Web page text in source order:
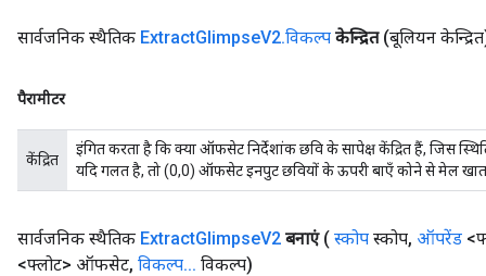
सार्वजनिक स्थैतिक ExtractGlimpseV2.विकल्प केन्द्रित (बूलियन
पैरामीटर
केंद्रित
इंगित करता है कि क्या ऑफसेट निर्देशांक छवि के सापेक्ष केंद्रित हैं, जिस
यदि गलत है, तो (0,0) ऑफसेट इनपुट छवियों के ऊपरी बाएँ कोने से मेल
सार्वजनिक स्थैतिक ExtractGlimpseV2 बनाएं ( स्कोप स्कोप, ऑपरेंड
<फ्लोट> ऑफसेट, विकल्प... विकल्प)